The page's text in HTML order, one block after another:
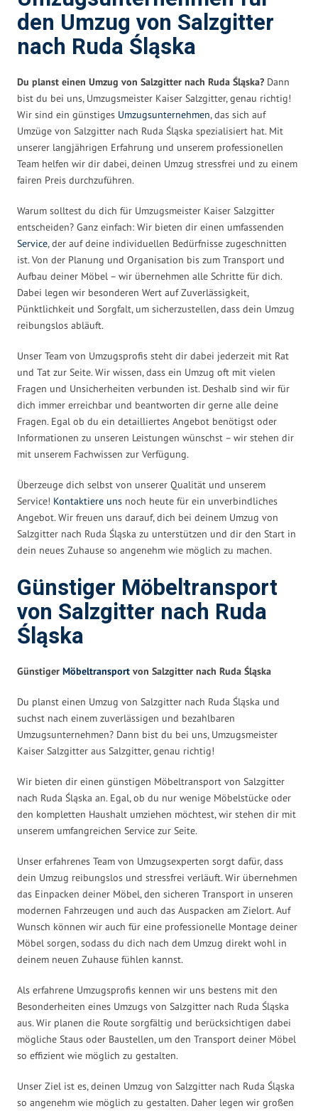
den Umzug von Salzgitter
nach Ruda Śląska
Du planst einen Umzug von Salzgitter nach Ruda Śląska? Dann
bist du bei uns, Umzugsmeister Kaiser Salzgitter, genau richtig!
Wir sind ein günstiges Umzugsunternehmen, das sich auf
Umzüge von Salzgitter nach Ruda Śląska spezialisiert hat. Mit
unserer langjährigen Erfahrung und unserem professionellen
Team helfen wir dir dabei, deinen Umzug stressfrei und zu einem
fairen Preis durchzuführen.
Warum solltest du dich für Umzugsmeister Kaiser Salzgitter
entscheiden? Ganz einfach: Wir bieten dir einen umfassenden
Service, der auf deine individuellen Bedürfnisse zugeschnitten
ist. Von der Planung und Organisation bis zum Transport und
Aufbau deiner Möbel – wir übernehmen alle Schritte für dich.
Dabei legen wir besonderen Wert auf Zuverlässigkeit,
Pünktlichkeit und Sorgfalt, um sicherzustellen, dass dein Umzug
reibungslos abläuft.
Unser Team von Umzugsprofis steht dir dabei jederzeit mit Rat
und Tat zur Seite. Wir wissen, dass ein Umzug oft mit vielen
Fragen und Unsicherheiten verbunden ist. Deshalb sind wir für
dich immer erreichbar und beantworten dir gerne alle deine
Fragen. Egal ob du ein detailliertes Angebot benötigst oder
Informationen zu unseren Leistungen wünschst – wir stehen dir
mit unserem Fachwissen zur Verfügung.
Überzeuge dich selbst von unserer Qualität und unserem
Service! Kontaktiere uns noch heute für ein unverbindliches
Angebot. Wir freuen uns darauf, dich bei deinem Umzug von
Salzgitter nach Ruda Śląska zu unterstützen und dir den Start in
dein neues Zuhause so angenehm wie möglich zu machen.
Günstiger Möbeltransport
von Salzgitter nach Ruda
Śląska
Günstiger Möbeltransport von Salzgitter nach Ruda Śląska
Du planst einen Umzug von Salzgitter nach Ruda Śląska und
suchst nach einem zuverlässigen und bezahlbaren
Umzugsunternehmen? Dann bist du bei uns, Umzugsmeister
Kaiser Salzgitter aus Salzgitter, genau richtig!
Wir bieten dir einen günstigen Möbeltransport von Salzgitter
nach Ruda Śląska an. Egal, ob du nur wenige Möbelstücke oder
den kompletten Haushalt umziehen möchtest, wir stehen dir mit
unserem umfangreichen Service zur Seite.
Unser erfahrenes Team von Umzugsexperten sorgt dafür, dass
dein Umzug reibungslos und stressfrei verläuft. Wir übernehmen
das Einpacken deiner Möbel, den sicheren Transport in unseren
modernen Fahrzeugen und auch das Auspacken am Zielort. Auf
Wunsch können wir auch für eine professionelle Montage deiner
Möbel sorgen, sodass du dich nach dem Umzug direkt wohl in
deinem neuen Zuhause fühlen kannst.
Als erfahrene Umzugsprofis kennen wir uns bestens mit den
Besonderheiten eines Umzugs von Salzgitter nach Ruda Śląska
aus. Wir planen die Route sorgfältig und berücksichtigen dabei
mögliche Staus oder Baustellen, um den Transport deiner Möbel
so effizient wie möglich zu gestalten.
Unser Ziel ist es, deinen Umzug von Salzgitter nach Ruda Śląska
so angenehm wie möglich zu gestalten. Daher legen wir großen